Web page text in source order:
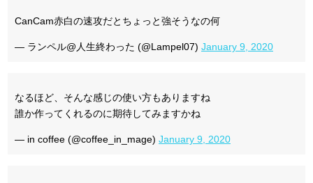
CanCam赤白の速攻だとちょっと強そうなの何
— ランペル@人生終わった (@Lampel07) January 9, 2020
なるほど、そんな感じの使い方もありますね
誰か作ってくれるのに期待してみますかね
— in coffee (@coffee_in_mage) January 9, 2020